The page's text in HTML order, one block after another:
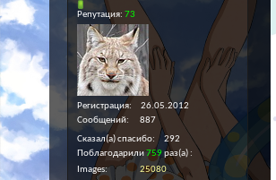
Репутация: 73
Регистрация
26.05.2012
Сообщений
887
Сказал(а) спасибо
292
Поблагодарили759раз(а)
Images
25080